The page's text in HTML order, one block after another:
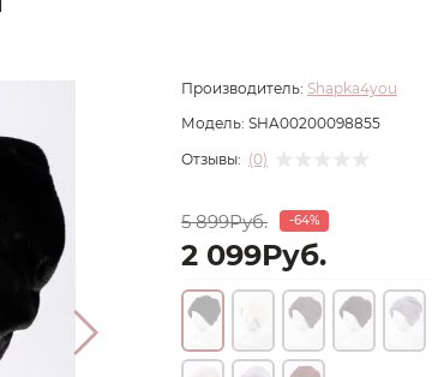
Производитель: Shapka4you
Модель: SHA00200098855
Отзывы: (0)
5 899Руб. -64%
2 099Руб.